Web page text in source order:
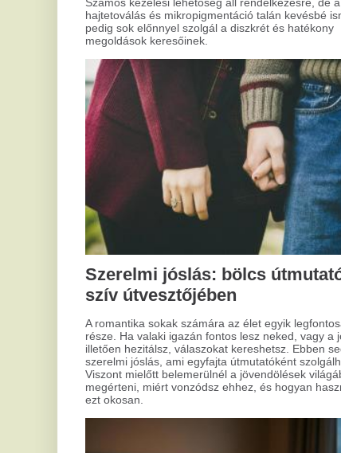
Hogyan tisztítsd a kapukat
megfelelően?
Mindannyian találkoztunk már azzal a problémával, amikor
szeretett felületeink elvesztették régi fényüket és
tisztaságukat. Ez különösen igaz, amikor modern design
szerint választunk, ami gyakran speciális tisztítást igényel. Az
így karbantartásuk is külön eljárásokat kíván. De hogyan kell
helyesen eljárni?
Hogyan varázsold otthonod